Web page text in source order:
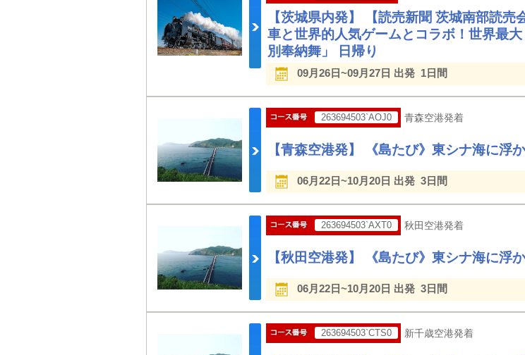
【茨城県内発】 【読売新聞 茨城南部読
車と世界的人気ゲームとコラボ！世界最
別奉納舞」 日帰り
09月26日~09月27日 出発 1日間
263694503`AOJ0 青森空港発着
【青森空港発】 《島たび》東シナ海に浮
06月22日~10月20日 出発 3日間
263694503`AXT0 秋田空港発着
【秋田空港発】 《島たび》東シナ海に浮
06月22日~10月20日 出発 3日間
263694503`CTS0 新千歳空港発着